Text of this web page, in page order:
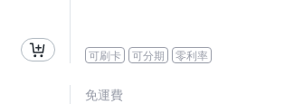
可刷卡 可分期 零利率
免運費